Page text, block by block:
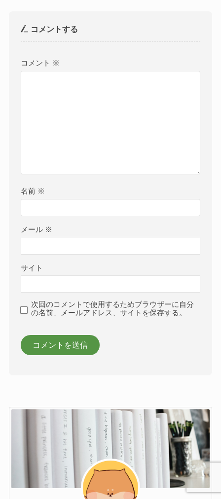
コメントする
コメント ※
名前 ※
メール ※
サイト
次回のコメントで使用するためブラウザーに自分
の名前、メールアドレス、サイトを保存する。